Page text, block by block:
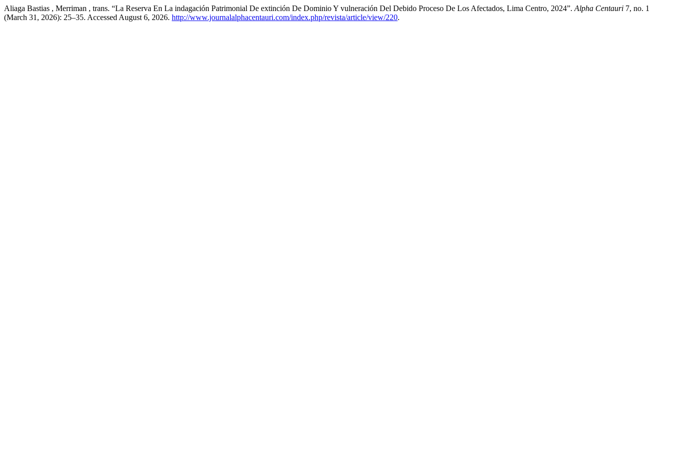
Aliaga Bastias , Merriman , trans. “La Reserva En La indagación Patrimonial De extinción De Dominio Y vulneración Del Debido Proceso De Los Afectados, Lima Centro, 2024”. Alpha Centauri 7, no. 1
(March 31, 2026): 25–35. Accessed August 6, 2026. http://www.journalalphacentauri.com/index.php/revista/article/view/220.